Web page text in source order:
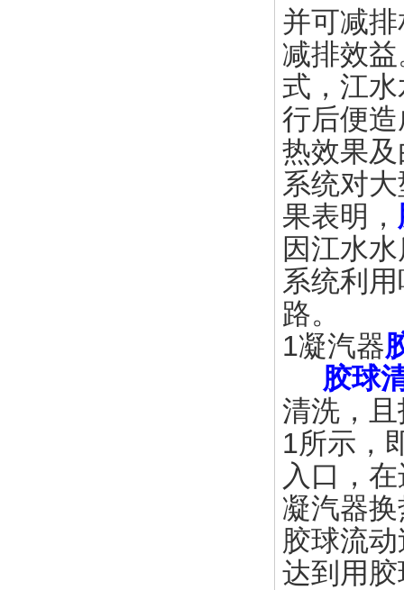
并可减
减排效
式，江
行后便
热效果
系统对
果表明，
因江水
系统利
路。
1凝汽器
胶球
清洗，
1所示，
入口，
凝汽器
胶球流
达到用